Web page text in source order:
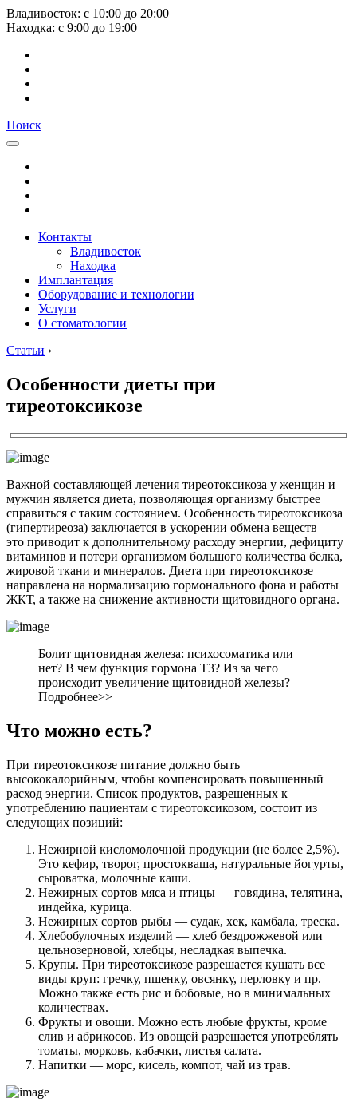
Владивосток: с 10:00 до 20:00
Находка: с 9:00 до 19:00
Поиск
Контакты
Владивосток
Находка
Имплантация
Оборудование и технологии
Услуги
О стоматологии
Статьи ›
Особенности диеты при
тиреотоксикозе
Важной составляющей лечения тиреотоксикоза у женщин и
мужчин является диета, позволяющая организму быстрее
справиться с таким состоянием. Особенность тиреотоксикоза
(гипертиреоза) заключается в ускорении обмена веществ —
это приводит к дополнительному расходу энергии, дефициту
витаминов и потери организмом большого количества белка,
жировой ткани и минералов. Диета при тиреотоксикозе
направлена на нормализацию гормонального фона и работы
ЖКТ, а также на снижение активности щитовидного органа.
Болит щитовидная железа: психосоматика или
нет? В чем функция гормона Т3? Из за чего
происходит увеличение щитовидной железы?
Подробнее>>
Что можно есть?
При тиреотоксикозе питание должно быть
высококалорийным, чтобы компенсировать повышенный
расход энергии. Список продуктов, разрешенных к
употреблению пациентам с тиреотоксикозом, состоит из
следующих позиций:
Нежирной кисломолочной продукции (не более 2,5%).
Это кефир, творог, простокваша, натуральные йогурты,
сыроватка, молочные каши.
Нежирных сортов мяса и птицы — говядина, телятина,
индейка, курица.
Нежирных сортов рыбы — судак, хек, камбала, треска.
Хлебобулочных изделий — хлеб бездрожжевой или
цельнозерновой, хлебцы, несладкая выпечка.
Крупы. При тиреотоксикозе разрешается кушать все
виды круп: гречку, пшенку, овсянку, перловку и пр.
Можно также есть рис и бобовые, но в минимальных
количествах.
Фрукты и овощи. Можно есть любые фрукты, кроме
слив и абрикосов. Из овощей разрешается употреблять
томаты, морковь, кабачки, листья салата.
Напитки — морс, кисель, компот, чай из трав.